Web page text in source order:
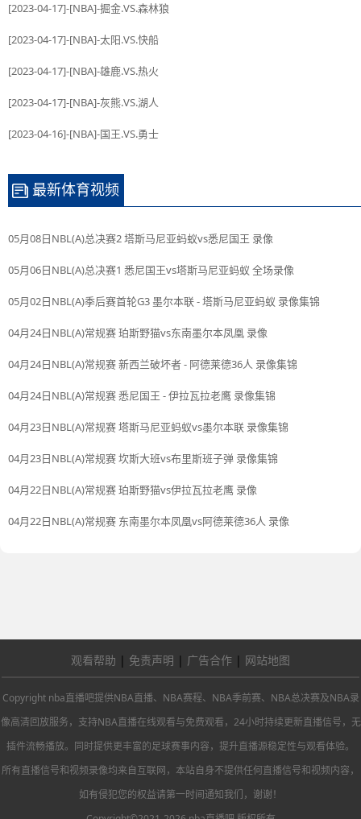
[2023-04-17]-[NBA]-掘金.VS.森林狼
[2023-04-17]-[NBA]-太阳.VS.快船
[2023-04-17]-[NBA]-雄鹿.VS.热火
[2023-04-17]-[NBA]-灰熊.VS.湖人
[2023-04-16]-[NBA]-国王.VS.勇士
最新体育视频
05月08日NBL(A)总决赛2 塔斯马尼亚蚂蚁vs悉尼国王 录像
05月06日NBL(A)总决赛1 悉尼国王vs塔斯马尼亚蚂蚁 全场录像
05月02日NBL(A)季后赛首轮G3 墨尔本联 - 塔斯马尼亚蚂蚁 录像集锦
04月24日NBL(A)常规赛 珀斯野猫vs东南墨尔本凤凰 录像
04月24日NBL(A)常规赛 新西兰破坏者 - 阿德莱德36人 录像集锦
04月24日NBL(A)常规赛 悉尼国王 - 伊拉瓦拉老鹰 录像集锦
04月23日NBL(A)常规赛 塔斯马尼亚蚂蚁vs墨尔本联 录像集锦
04月23日NBL(A)常规赛 坎斯大班vs布里斯班子弹 录像集锦
04月22日NBL(A)常规赛 珀斯野猫vs伊拉瓦拉老鹰 录像
04月22日NBL(A)常规赛 东南墨尔本凤凰vs阿德莱德36人 录像
观看帮助 | 免责声明 | 广告合作 | 网站地图
Copyright nba直播吧提供NBA直播、NBA赛程、NBA季前赛、NBA总决赛及NBA录
像高清回放服务，支持NBA直播在线观看与免费观看，24小时持续更新直播信号，无
插件流畅播放。同时提供更丰富的足球赛事内容，提升直播源稳定性与观看体验。
所有直播信号和视频录像均来自互联网，本站自身不提供任何直播信号和视频内容，
如有侵犯您的权益请第一时间通知我们，谢谢！